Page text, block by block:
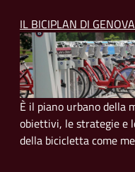
IL BICIPLAN DI
È il piano urbano della
obiettivi, le strategie e
della bicicletta come